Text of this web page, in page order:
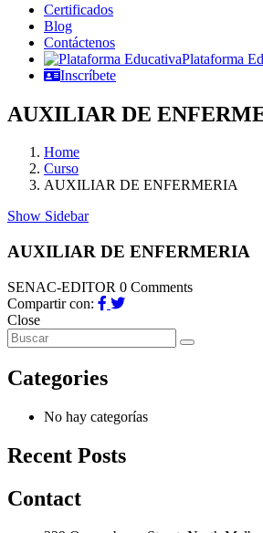
Certificados
Blog
Contáctenos
Plataforma
Inscríbete
AUXILIAR DE
Home
Curso
AUXILIAR DE ENFERMERIA
Show Sidebar
AUXILIAR DE ENFERMERIA
SENAC-EDITOR 0 Comments
Compartir con:
Close
Categories
No hay categorías
Recent Posts
Contact